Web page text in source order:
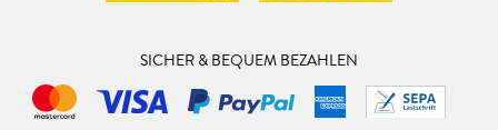
SICHER & BEQUEM BEZAHLEN